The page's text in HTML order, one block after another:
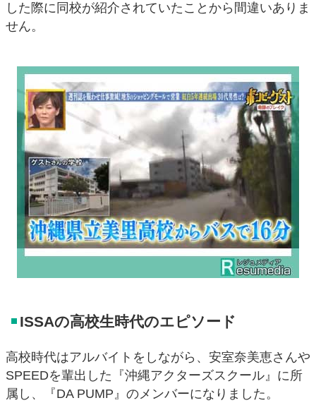
した際に同校が紹介されていたことから間違いありま
せん。
ISSAの高校生時代のエピソード
高校時代はアルバイトをしながら、安室奈美恵さんや
SPEEDを輩出した『沖縄アクターズスクール』に所
属し、『DA PUMP』のメンバーになりました。